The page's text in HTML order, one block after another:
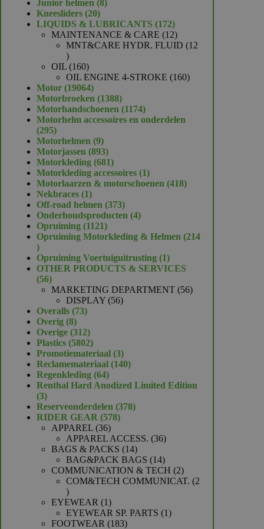
product
Junior helmen 88
Kneesliders 2020
producten
LIQUIDS & LUBRICANTS 172172
producten
MAINTENANCE & CARE 1212
producten
MNT&CARE HYDR. FLUID
12
12
producten
OIL 160160
producten
OIL ENGINE 4-STROKE 160160
Motor 1906419064
producten
Motorbroeken 13881388
producten
Motorhandschoenen 11741174
producten
Motorhelm accessoires en onderdelen
295295
producten
Motorhelmen 99
producten
Motorjassen 893893
producten
Motorkleding 681681
producten
Motorkleding accessoires 11
product
Motorlaarzen & motorschoenen 418418
Nekbraces 11
product
Off-road helmen 373373
producten
Onderhoudsproducten 44
Opruiming 11211121
producten
Opruiming Motorkleding & Helmen
214
214
producten
Opruiming Voertuiguitrusting 11
product
OTHER PRODUCTS & SERVICES
5656
producten
MARKETING DEPARTMENT 5656
DISPLAY 5656
Overalls 7373
Overig 88
producten
Overige 312312
producten
Plastics 58025802
producten
Promotiemateriaal 33
producten
Reclamemateriaal 140140
Regenkleding 6464
producten
Renthal Hard Anodized Limited Edition
33
producten
Reserveonderdelen 378378
RIDER GEAR 578578
APPAREL 3636
producten
APPAREL ACCESS. 3636
BAGS & PACKS 1414
producten
BAG&PACK BAGS 1414
producten
COMMUNICATION & TECH 22
producten
COM&TECH COMMUNICAT.
2
2
producten
EYEWEAR 11
product
EYEWEAR SP. PARTS 11
FOOTWEAR 183183